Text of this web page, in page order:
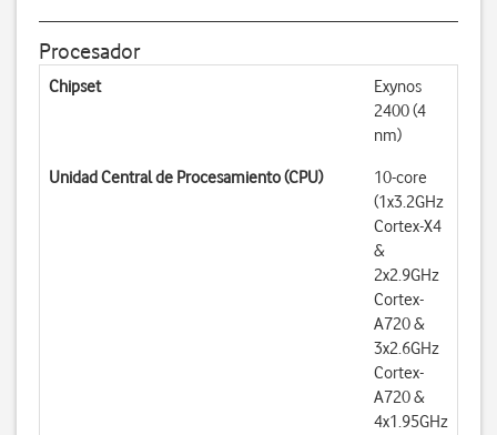
Procesador
Chipset
Exynos
2400 (4
nm)
Unidad Central de Procesamiento (CPU)
10-core
(1x3.2GHz
Cortex-X4
&
2x2.9GHz
Cortex-
A720 &
3x2.6GHz
Cortex-
A720 &
4x1.95GHz